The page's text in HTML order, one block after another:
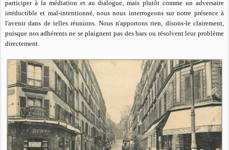
participer à la médiation et au dialogue, mais plutôt comme un adversaire
irréductible et mal-intentionné, nous nous interrogeons sur notre présence à
l'avenir dans de telles réunions. Nous n'apportons rien, disons-le clairement,
puisque nos adhérents ne se plaignent pas des bars ou résolvent leur problème
directement.